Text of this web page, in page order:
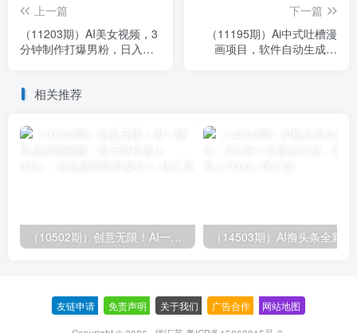
上一篇
（11203期）AI美女视频，3
分钟制作打爆男粉，日入破
下一篇
（11195期）Ai中式吐槽漫
画项目，软件自动生成漫
相关推荐
（10502期）创意无限！AI一键生成漫画视频，每天轻松收入300+，粘贴复制简单操作！
友链申请 免责声明 关于我们 广告合作 网站地图